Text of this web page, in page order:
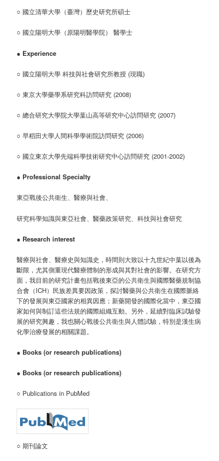
○ 國立清華大學（臺灣）歷史研究所碩士
○ 國立陽明大學（原陽明醫學院） 醫學士
● Experience
○ 國立陽明大學 科技與社會研究所教授 (現職)
○ 東京大學藥學系研究科訪問研究 (2008)
○ 總合研究大學院大學葉山高等研究中心訪問研究 (2007)
○ 早稻田大學人間科學學術院訪問研究 (2006)
○ 國立東京大學先端科學技術研究中心訪問研究 (2001-2002)
● Professional Specialty
東亞戰後公共衛生、醫療與社會、
研究科學知識與東亞社會、醫藥政策研究、科技與社會研究
● Research interest
醫療與社會、醫療史與知識史，時間則大致以十九世紀中葉以後為
斷限，尤其側重現代醫療體制的形成與其對社會的影響。在研究方
面，我目前的研究計畫包括戰後東亞的公共衛生與國際醫藥規制協
合會（ICH）民族差異要因政策，探討醫藥與公共衛生在國際脈絡
下的發展與東亞國家的相異因應；新藥開發的國際化當中，東亞國
家如何與制訂這些法規的國際組織互動。另外，延續對臨床試驗發
展的研究興趣，我也關心戰後公共衛生與人體試驗，特別是漢生病
化學治療發展的相關課題。
● Books (or research publications)
● Books (or research publications)
○ Publications in PubMed
○ 期刊論文